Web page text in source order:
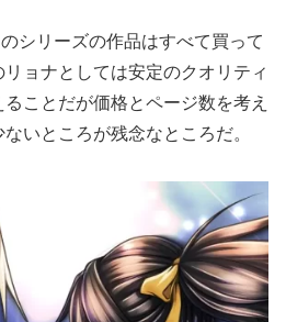
シリーズの作品はすべて買って
ョナとしては安定のクオリティ
ことだが価格とページ数を考え
いところが残念なところだ。